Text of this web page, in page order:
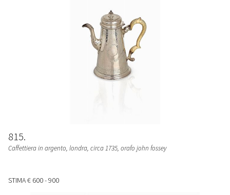
815
Caffettiera in argento, londra, circa 1735, orafo john fossey
STIMA€ 600 - 900